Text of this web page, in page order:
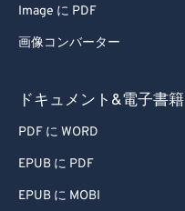
Image に PDF
画像コンバーター
ドキュメント&電子書籍
PDF に WORD
EPUB に PDF
EPUB に MOBI